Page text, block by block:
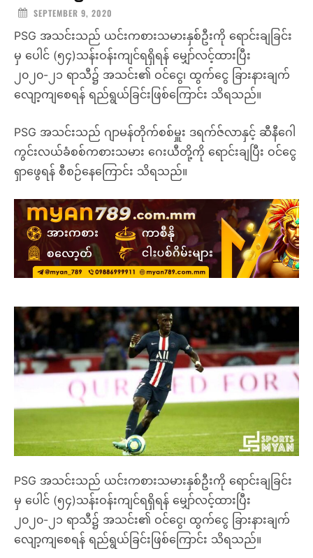
SEPTEMBER 9, 2020
PSG အသင်းသည် ယင်းကစားသမားနှစ်ဦးကို ရောင်းချခြင်း
မှ ပေါင် (၅၄)သန်းဝန်းကျင်ရရှိရန် မျှော်လင့်ထားပြီး
၂၀၂၀-၂၁ ရာသီ၌ အသင်း၏ ဝင်ငွေ၊ ထွက်ငွေ ခြားနားချက်
လျော့ကျစေရန် ရည်ရွယ်ခြင်းဖြစ်ကြောင်း သိရသည်။
PSG အသင်းသည် ဂျာမန်တိုက်စစ်မှူး ဒရက်ဇ်လာနှင့် ဆီနီဂေါ
ကွင်းလယ်ခံစစ်ကစားသမား ဂေးယီတို့ကို ရောင်းချပြီး ဝင်ငွေ
ရှာဖွေရန် စီစဉ်နေကြောင်း သိရသည်။
PSG အသင်းသည် ယင်းကစားသမားနှစ်ဦးကို ရောင်းချခြင်း
မှ ပေါင် (၅၄)သန်းဝန်းကျင်ရရှိရန် မျှော်လင့်ထားပြီး
၂၀၂၀-၂၁ ရာသီ၌ အသင်း၏ ဝင်ငွေ၊ ထွက်ငွေ ခြားနားချက်
လျော့ကျစေရန် ရည်ရွယ်ခြင်းဖြစ်ကြောင်း သိရသည်။